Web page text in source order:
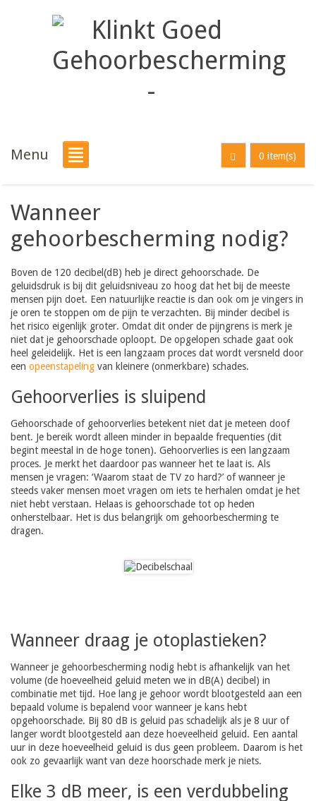
Menu 0 item(s)
Wanneer
gehoorbescherming nodig?
Boven de 120 decibel(dB) heb je direct gehoorschade. De
geluidsdruk is bij dit geluidsniveau zo hoog dat het bij de meeste
mensen pijn doet. Een natuurlijke reactie is dan ook om je vingers in
je oren te stoppen om de pijn te verzachten. Bij minder decibel is
het risico eigenlijk groter. Omdat dit onder de pijngrens is merk je
niet dat je gehoorschade oploopt. De opgelopen schade gaat ook
heel geleidelijk. Het is een langzaam proces dat wordt versneld door
een opeenstapeling van kleinere (onmerkbare) schades.
Gehoorverlies is sluipend
Gehoorschade of gehoorverlies betekent niet dat je meteen doof
bent. Je bereik wordt alleen minder in bepaalde frequenties (dit
begint meestal in de hoge tonen). Gehoorverlies is een langzaam
proces. Je merkt het daardoor pas wanneer het te laat is. Als
mensen je vragen: ‘Waarom staat de TV zo hard?’ of wanneer je
steeds vaker mensen moet vragen om iets te herhalen omdat je het
niet hebt verstaan. Helaas is gehoorschade tot op heden
onherstelbaar. Het is dus belangrijk om gehoorbescherming te
dragen.
Wanneer draag je otoplastieken?
Wanneer je gehoorbescherming nodig hebt is afhankelijk van het
volume (de hoeveelheid geluid meten we in dB(A) decibel) in
combinatie met tijd. Hoe lang je gehoor wordt blootgesteld aan een
bepaald volume is bepalend voor wanneer je kans hebt
opgehoorschade. Bij 80 dB is geluid pas schadelijk als je 8 uur of
langer wordt blootgesteld aan deze hoeveelheid geluid. Een aantal
uur in deze hoeveelheid geluid is dus geen probleem. Daarom is het
ook zo gevaarlijk want van deze hoorschade merk je niets.
Elke 3 dB meer, is een verdubbeling